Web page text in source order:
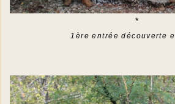
*
1ère entrée découverte